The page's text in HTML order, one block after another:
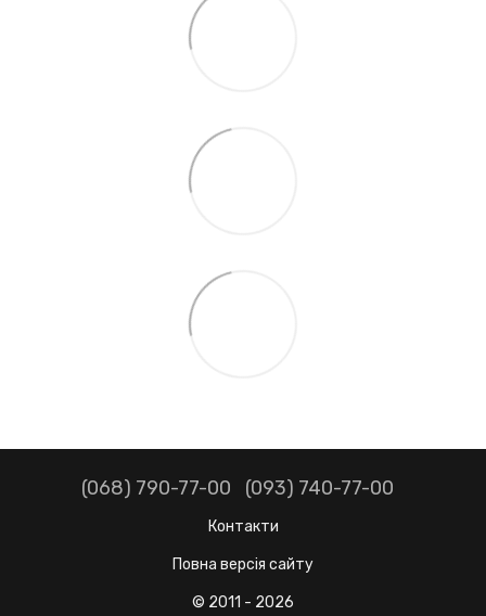
(068) 790-77-00 (093) 740-77-00
Контакти
Повна версія сайту
© 2011 - 2026